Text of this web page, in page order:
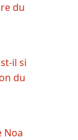
du
il si
du
Noa